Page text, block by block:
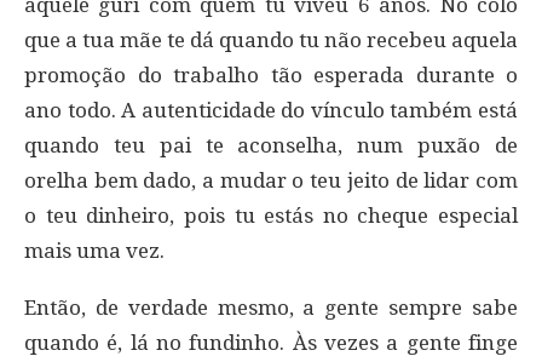
aquele guri com quem tu viveu 6 anos. No colo
que a tua mãe te dá quando tu não recebeu aquela
promoção do trabalho tão esperada durante o
ano todo. A autenticidade do vínculo também está
quando teu pai te aconselha, num puxão de
orelha bem dado, a mudar o teu jeito de lidar com
o teu dinheiro, pois tu estás no cheque especial
mais uma vez.
Então, de verdade mesmo, a gente sempre sabe
quando é, lá no fundinho. Às vezes a gente finge